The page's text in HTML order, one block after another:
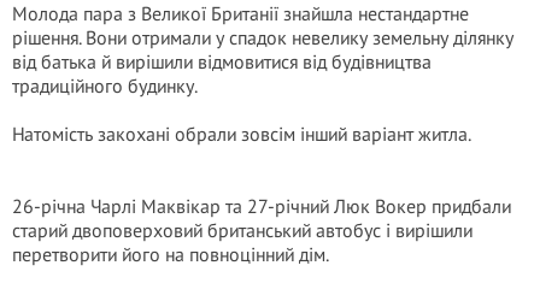
Молода пара з Великої Британії знайшла нестандартне
рішення. Вони отримали у спадок невелику земельну ділянку
від батька й вирішили відмовитися від будівництва
традиційного будинку.
Натомість закохані обрали зовсім інший варіант житла.
26-річна Чарлі Маквікар та 27-річний Люк Вокер придбали
старий двоповерховий британський автобус і вирішили
перетворити його на повноцінний дім.